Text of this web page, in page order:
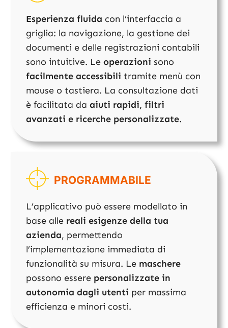
Esperienza fluida con l’interfaccia a
griglia: la navigazione, la gestione dei
documenti e delle registrazioni contabili
sono intuitive. Leoperazioni sono
facilmente accessibili tramite menù con
mouse o tastiera. La consultazione dati
è facilitata daaiuti rapidi, filtri
avanzati e ricerche personalizzate.
PROGRAMMABILE
L’applicativo può essere modellato in
base alle reali esigenze della tua
azienda, permettendo
l’implementazione immediata di
funzionalità su misura. Le maschere
possono essere personalizzate in
autonomia dagli utenti per massima
efficienza e minori costi.